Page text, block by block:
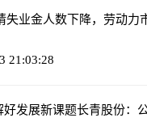
失业金人数下降，劳动力
21:03:28
发展新课题长青股份：